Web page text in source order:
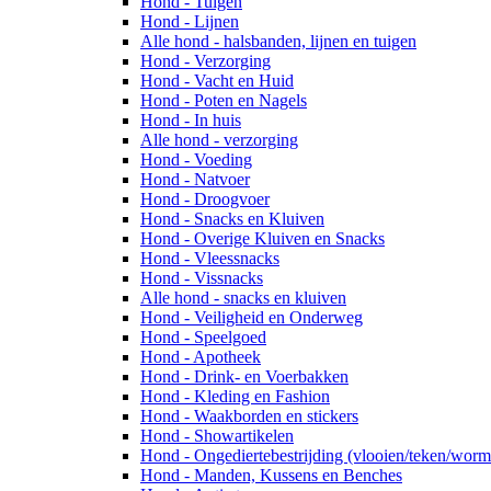
Hond - Lijnen
Alle hond - halsbanden, lijnen en tuigen
Hond - Verzorging
Hond - Vacht en Huid
Hond - Poten en Nagels
Hond - In huis
Alle hond - verzorging
Hond - Voeding
Hond - Natvoer
Hond - Droogvoer
Hond - Snacks en Kluiven
Hond - Overige Kluiven en Snacks
Hond - Vleessnacks
Hond - Vissnacks
Alle hond - snacks en kluiven
Hond - Veiligheid en Onderweg
Hond - Speelgoed
Hond - Apotheek
Hond - Drink- en Voerbakken
Hond - Kleding en Fashion
Hond - Waakborden en stickers
Hond - Showartikelen
Hond - Ongediertebestrijding (vlooien/teken/
Hond - Manden, Kussens en Benches